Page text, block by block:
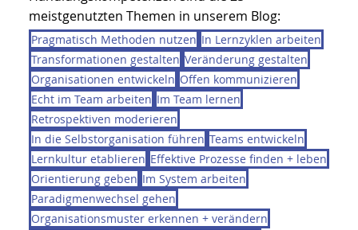
Kommunikation. Wer sie verändern will, muss sie
zuerst sichtbar machen. Transparenz schafft die
Basis für Verhaltensalternativen.
/
AUS DEM BJA-ARBEITS- + TEAMALLTAG
WISSEN + KOMPETENZEN ABGREIFEN
Nutze die Tags unseres BJA-Blogs, um gezielt in
die Themen einzusteigen, die Dich
beschäftigen. Die folgenden
Handlungskompetenzen sind die 25
meistgenutzten Themen in unserem Blog:
Pragmatisch Methoden nutzen
Transformationen gestalten Veränderung gestalten